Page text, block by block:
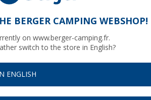
III
BERGER CAMPING WEBSHOP!
on www.berger-camping.fr.
switch to the store in English?
ENGLISH